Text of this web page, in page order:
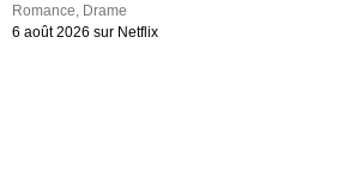
Romance Drame
6 août 2026 sur Netflix